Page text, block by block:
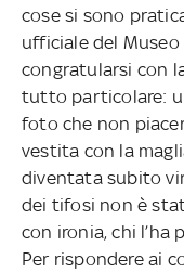
cose si sono
ufficiale del
congratularsi con
tutto particolare:
foto che non
vestita con la
diventata subito
dei tifosi non è
con ironia, chi l’ha
Per rispondere ai